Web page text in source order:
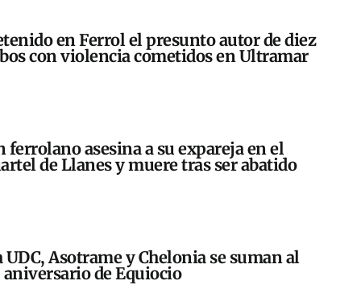
en Ferrol el presunto autor de diez
con violencia cometidos en Ultramar
ferrolano asesina a su expareja en el
de Llanes y muere tras ser abatido
UDC, Asotrame y Chelonia se suman al
aniversario de Equiocio